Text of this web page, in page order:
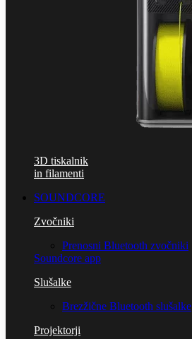
3D tiskalnik
in filamenti
SOUNDCORE
Zvočniki
Prenosni Bluetooth zvočniki
Soundcore app
Slušalke
Brezžične Bluetooth slušalke
Projektorji